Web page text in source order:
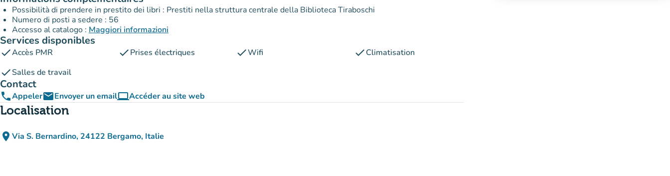
Possibilità di prendere in prestito dei libri : Prestiti nella struttura centrale della Biblioteca Tiraboschi
Numero di posti a sedere : 56
Accesso al catalogo : Maggiori informazioni
Services disponibles
checkAccès PMR checkPrises électriques checkWifi checkClimatisation
checkSalles de travail
Contact
phoneAppeleremailEnvoyer un emailcomputerAccéder au site web
(nouvel onglet)
Localisation
place Via S. Bernardino, 24122 Bergamo, Italie
(ouvrir dans Google Maps)
(nouvel onglet)